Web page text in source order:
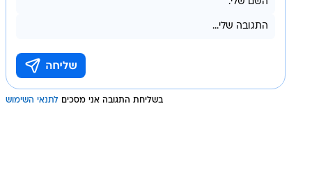
בשליחת התגובה אני מסכים לתנאי השימוש